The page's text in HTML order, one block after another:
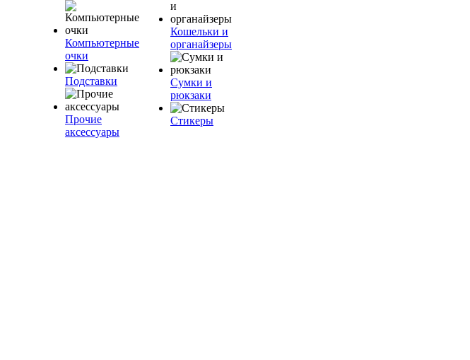
Компьютерные
очки
Подставки
Прочие
аксессуары
Кошельки и
органайзеры
Сумки и
рюкзаки
Стикеры